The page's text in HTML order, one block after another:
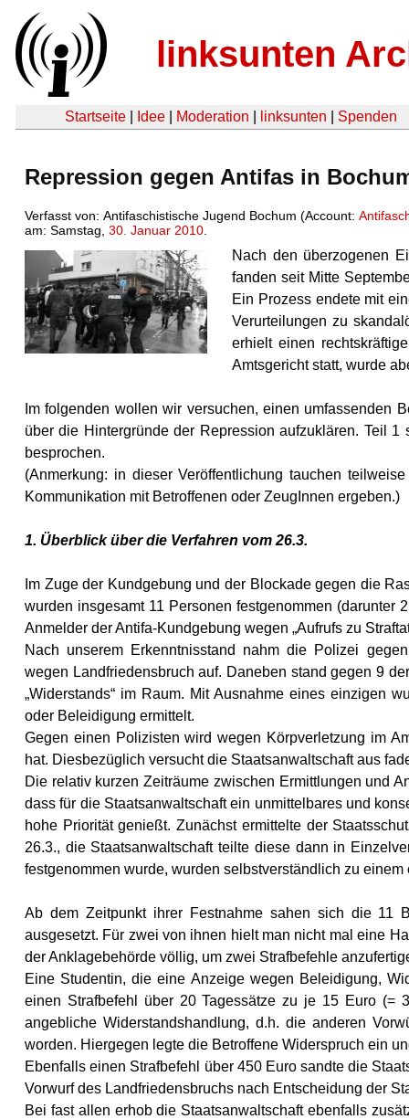
linksunten
Startseite Idee Moderation linksunten Spenden
Repression gegen Antifas in
Verfasst von: Antifaschistische Jugend Bochum (Account:
am: Samstag, 30. Januar 2010
Nach den überzogenen
fanden seit Mitte
Ein Prozess endete mit
Verurteilungen zu
erhielt einen
Amtsgericht statt, wurde
Im folgenden wollen wir versuchen, einen umfassenden
über die Hintergründe der Repression aufzuklären. Teil 1
besprochen.
(Anmerkung: in dieser Veröffentlichung tauchen
Kommunikation mit Betroffenen oder ZeugInnen ergeben.)
1. Überblick über die Verfahren vom 26.3.
Im Zuge der Kundgebung und der Blockade gegen die
wurden insgesamt 11 Personen festgenommen (darunter
Anmelder der Antifa-Kundgebung wegen „Aufrufs zu
Nach unserem Erkenntnisstand nahm die Polizei
wegen Landfriedensbruch auf. Daneben stand gegen 9
„Widerstands“ im Raum. Mit Ausnahme eines einzigen
oder Beleidigung ermittelt.
Gegen einen Polizisten wird wegen Körpverletzung im
hat. Diesbezüglich versucht die Staatsanwaltschaft aus
Die relativ kurzen Zeiträume zwischen Ermittlungen und
dass für die Staatsanwaltschaft ein unmittelbares und
hohe Priorität genießt. Zunächst ermittelte der
26.3., die Staatsanwaltschaft teilte diese dann in
festgenommen wurde, wurden selbstverständlich zu
Ab dem Zeitpunkt ihrer Festnahme sahen sich die 11
ausgesetzt. Für zwei von ihnen hielt man nicht mal eine
der Anklagebehörde völlig, um zwei Strafbefehle
Eine Studentin, die eine Anzeige wegen Beleidigung,
einen Strafbefehl über 20 Tagessätze zu je 15 Euro (=
angebliche Widerstandshandlung, d.h. die anderen
worden. Hiergegen legte die Betroffene Widerspruch ein
Ebenfalls einen Strafbefehl über 450 Euro sandte die
Vorwurf des Landfriedensbruchs nach Entscheidung der
Bei fast allen erhob die Staatsanwaltschaft ebenfalls